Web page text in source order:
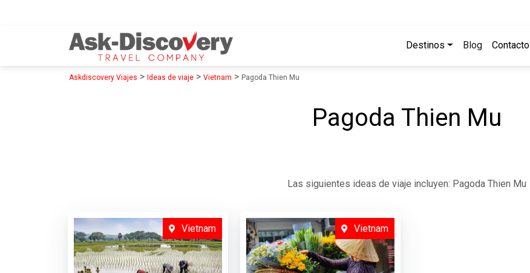
Destinos Blog Contacto
Askdiscovery Viajes > Ideas de viaje > Vietnam > Pagoda Thien Mu
Pagoda Thien Mu
Las siguientes ideas de viaje incluyen: Pagoda Thien Mu
Vietnam Vietnam